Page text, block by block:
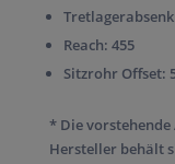
Reach: 455
Sitzrohr Offset:
* Die
Hersteller behält